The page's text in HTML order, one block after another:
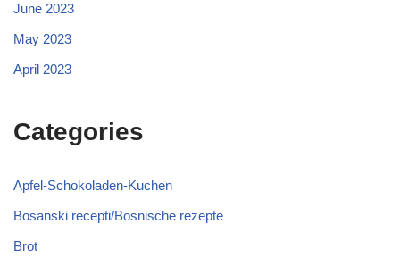
June 2023
May 2023
April 2023
Categories
Apfel-Schokoladen-Kuchen
Bosanski recepti/Bosnische rezepte
Brot